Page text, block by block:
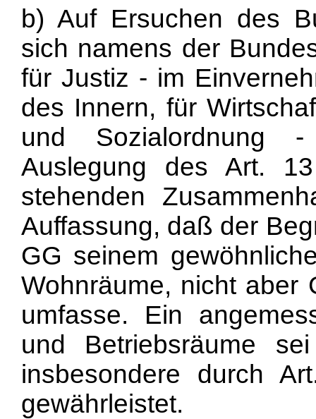
b) Auf Ersuchen des
sich namens der
für Justiz - im
des Innern, für
und Sozialordnung
Auslegung des Art.
stehenden
Auffassung, daß der
GG seinem
Wohnräume, nicht aber
umfasse. Ein
und Betriebsräume
insbesondere durch
gewährleistet.